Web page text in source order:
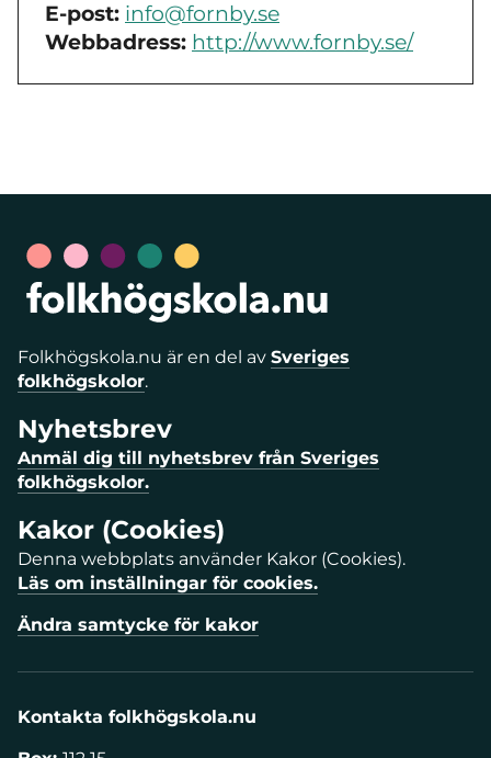
E-post: info@fornby.se
Webbadress: http://www.fornby.se/
Folkhögskola.nu är en del av Sveriges
folkhögskolor.
Nyhetsbrev
Anmäl dig till nyhetsbrev från Sveriges
folkhögskolor.
Kakor (Cookies)
Denna webbplats använder Kakor (Cookies).
Läs om inställningar för cookies.
Ändra samtycke för kakor
Kontakta folkhögskola.nu